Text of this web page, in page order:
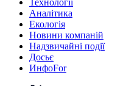
Аналітика
Екологія
Новини компаній
Надзвичайні події
Досьє
ИнфоFor